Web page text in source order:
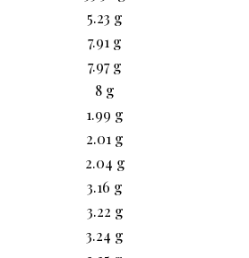
5.23 g
7.91 g
7.97 g
8 g
1.99 g
2.01 g
2.04 g
3.16 g
3.22 g
3.24 g